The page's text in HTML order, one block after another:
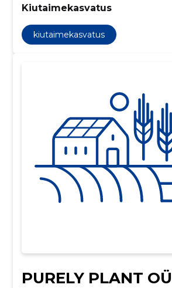
Kiutaimekasvatus
kiutaimekasvatus
PURELY PLANT OÜ